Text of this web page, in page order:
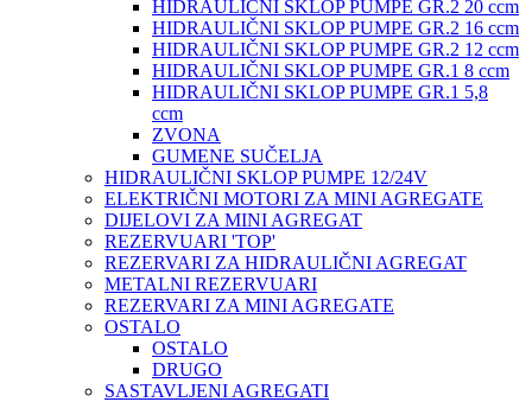
HIDRAULIČNI SKLOP PUMPE GR.2 20 ccm
HIDRAULIČNI SKLOP PUMPE GR.2 16 ccm
HIDRAULIČNI SKLOP PUMPE GR.2 12 ccm
HIDRAULIČNI SKLOP PUMPE GR.1 8 ccm
HIDRAULIČNI SKLOP PUMPE GR.1 5,8
ccm
ZVONA
GUMENE SUČELJA
HIDRAULIČNI SKLOP PUMPE 12/24V
ELEKTRIČNI MOTORI ZA MINI AGREGATE
DIJELOVI ZA MINI AGREGAT
REZERVUARI 'TOP'
REZERVARI ZA HIDRAULIČNI AGREGAT
METALNI REZERVUARI
REZERVARI ZA MINI AGREGATE
OSTALO
OSTALO
DRUGO
SASTAVLJENI AGREGATI